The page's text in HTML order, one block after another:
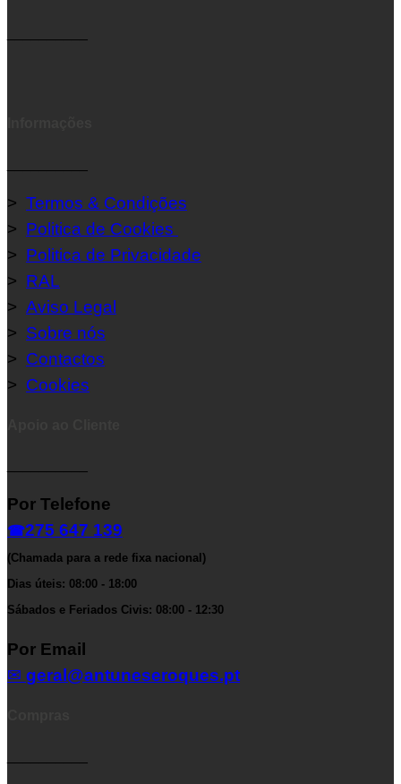
> Termos & Condições
> Politica de Cookies
> Politica de Privacidade
> RAL
> Aviso Legal
> Sobre nós
> Contactos
> Cookies
Por Telefone
☎275 647 139
(Chamada para a rede fixa nacional)
Dias úteis: 08:00 - 18:00
Sábados e Feriados Civis: 08:00 - 12:30
Por Email
✉ geral@antuneseroques.pt